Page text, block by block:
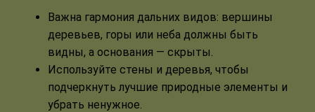
Важна гармония дальних видов: вершины
деревьев, горы или неба должны быть
видны, а основания — скрыты.
Используйте стены и деревья, чтобы
подчеркнуть лучшие природные элементы и
убрать ненужное.